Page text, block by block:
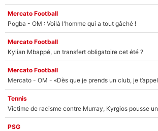
Mercato Football
Pogba - OM : Voilà l'homme qui a tout gâché !
Mercato Football
Kylian Mbappé, un transfert obligatoire cet été ?
Mercato Football
Tennis
PSG